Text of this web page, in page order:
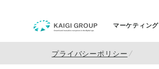
マーケティング
プライバシーポリシー